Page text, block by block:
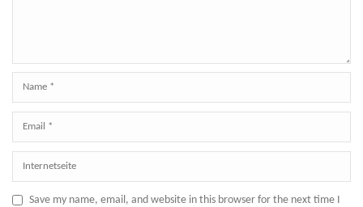
Save my name, email, and website in this browser for the next time I